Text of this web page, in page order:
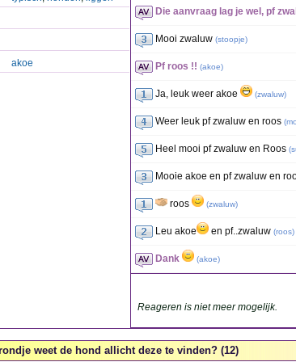
akoe
Die aanvraag lag je wel, pf
Mooi zwaluw (stoopje)
Pf roos !! (akoe)
Ja, leuk weer akoe (zwaluw)
Weer leuk pf zwaluw en roos (
Heel mooi pf zwaluw en Roos (
Mooie akoe en pf zwaluw en
roos (zwaluw)
Leu akoe en pf..zwaluw (roos)
Dank (akoe)
Reageren is niet meer mogelijk.
weet de hond allicht deze te vinden? (12)